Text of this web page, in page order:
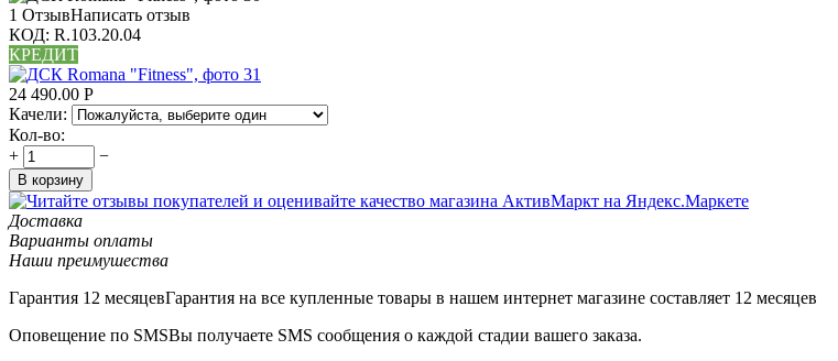
1 ОтзывНаписать отзыв
КОД: R.103.20.04
КРЕДИТ
24 490.00 Р
Качели:
Кол-во:
+
−
В корзину
Доставка
Варианты оплаты
Наши преимушества
Гарантия 12 месяцевГарантия на все купленные товары в нашем интернет магазине составляет 12 месяцев
Оповещение по SMSВы получаете SMS сообщения о каждой стадии вашего заказа.